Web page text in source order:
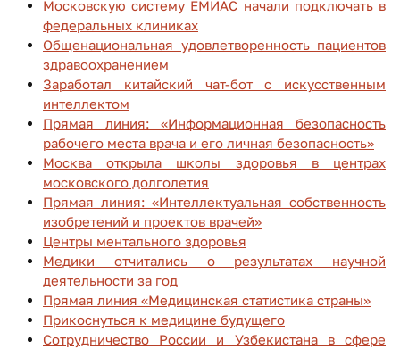
Московскую систему ЕМИАС начали подключать в
федеральных клиниках
Общенациональная удовлетворенность пациентов
здравоохранением
Заработал китайский чат-бот с искусственным
интеллектом
Прямая линия: «Информационная безопасность
рабочего места врача и его личная безопасность»
Москва открыла школы здоровья в центрах
московского долголетия
Прямая линия: «Интеллектуальная собственность
изобретений и проектов врачей»
Центры ментального здоровья
Медики отчитались о результатах научной
деятельности за год
Прямая линия «Медицинская статистика страны»
Прикоснуться к медицине будущего
Сотрудничество России и Узбекистана в сфере